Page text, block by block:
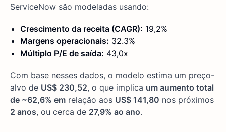
ServiceNow são modeladas usando:
Crescimento da receita (CAGR): 19,2%
Margens operacionais: 32.3%
Múltiplo P/E de saída: 43,0x
Com base nesses dados, o modelo estima um preço-
alvo de US$ 230,52, o que implica um aumento total
de ~62,6% em relação aos US$ 141,80 nos próximos
2 anos, ou cerca de 27,9% ao ano.